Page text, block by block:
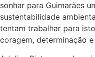
sonhar para Guimarães
sustentabilidade
tentam trabalhar para
coragem, determinação e